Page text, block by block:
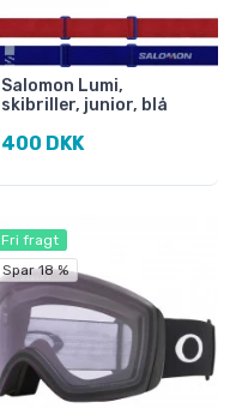
Salomon Lumi,
skibriller, junior, blå
400 DKK
Fri fragt
Spar 18 %